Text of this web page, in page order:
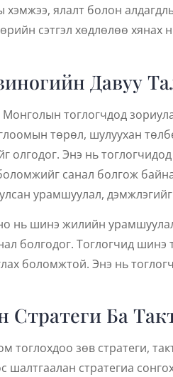
хэмжээ, ялалт болон
сэтгэл хөдлөлөө хянах
Давуу
тоглогчдод
төрөл, шулуухан
олгодог. Энэ нь
санал болгож
урамшуулал,
нь шинэ жилийн
болгодог. Тоглогчид
боломжтой. Энэ нь
Стратеги Ба
тоглохдоо зөв стратеги,
шалтгаалан стратегиа